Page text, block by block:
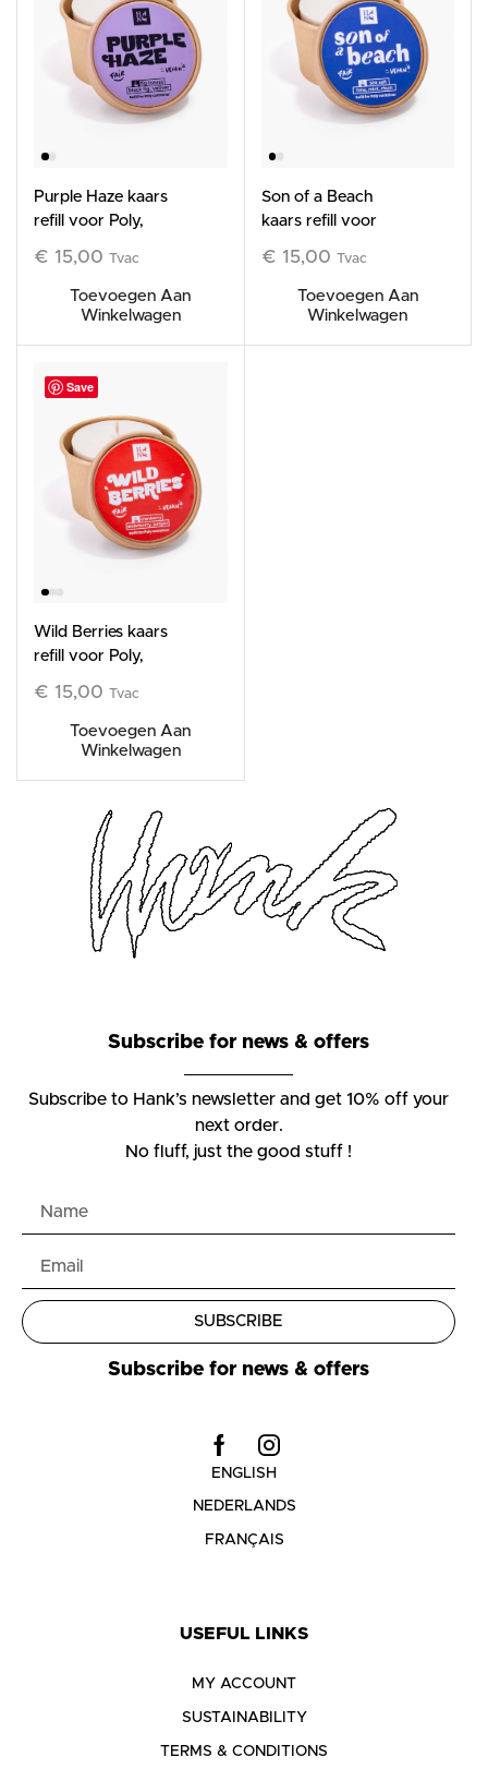
Purple Haze kaars
refill voor Poly,
€ 15,00 Tvac
Toevoegen Aan
Winkelwagen
Son of a Beach
kaars refill voor
€ 15,00 Tvac
Toevoegen Aan
Winkelwagen
Save
Wild Berries kaars
refill voor Poly,
€ 15,00 Tvac
Toevoegen Aan
Winkelwagen
Subscribe for news & offers
Subscribe to Hank’s newsletter and get 10% off your
next order.
No fluff, just the good stuff !
SUBSCRIBE
Subscribe for news & offers
ENGLISH
NEDERLANDS
FRANÇAIS
USEFUL LINKS
MY ACCOUNT
SUSTAINABILITY
TERMS & CONDITIONS